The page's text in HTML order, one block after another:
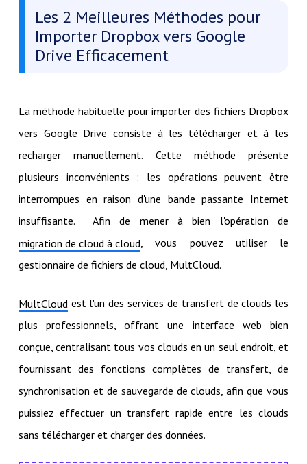
Les 2 Meilleures Méthodes pour
Importer Dropbox vers Google
Drive Efficacement
La méthode habituelle pour importer des fichiers Dropbox
vers Google Drive consiste à les télécharger et à les
recharger manuellement. Cette méthode présente
plusieurs inconvénients : les opérations peuvent être
interrompues en raison d'une bande passante Internet
insuffisante. Afin de mener à bien l'opération de
migration de cloud à cloud, vous pouvez utiliser le
gestionnaire de fichiers de cloud, MultCloud.
MultCloud est l'un des services de transfert de clouds les
plus professionnels, offrant une interface web bien
conçue, centralisant tous vos clouds en un seul endroit, et
fournissant des fonctions complètes de transfert, de
synchronisation et de sauvegarde de clouds, afin que vous
puissiez effectuer un transfert rapide entre les clouds
sans télécharger et charger des données.